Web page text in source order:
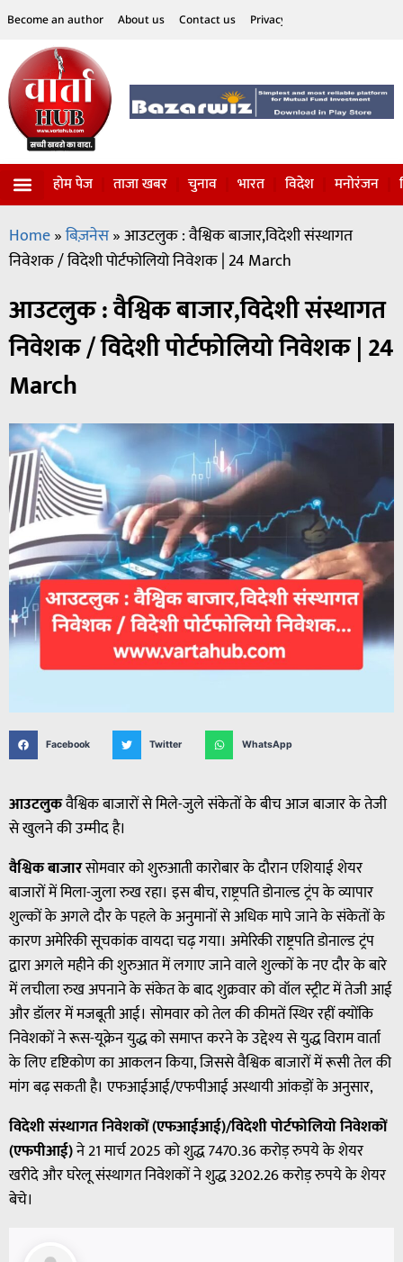
Become an author About us Contact us Privacy Policy
होम पेज ताजा खबर चुनाव भारत विदेश मनोरंजन
Home»बिज़नेस»आउटलुक : वैश्विक बाजार,विदेशी संस्थागत
निवेशक / विदेशी पोर्टफोलियो निवेशक | 24 March
आउटलुक : वैश्विक बाजार,विदेशी संस्थागत
निवेशक / विदेशी पोर्टफोलियो निवेशक | 24
March
Facebook Twitter WhatsApp
आउटलुकवैश्विक बाजारों से मिले-जुले संकेतों के बीच आज बाजार के तेजी
से खुलने की उम्मीद है।
वैश्विक बाजारसोमवार को शुरुआती कारोबार के दौरान एशियाई शेयर
बाजारों में मिला-जुला रुख रहा। इस बीच, राष्ट्रपति डोनाल्ड ट्रंप के व्यापार
शुल्कों के अगले दौर के पहले के अनुमानों से अधिक मापे जाने के संकेतों के
कारण अमेरिकी सूचकांक वायदा चढ़ गया। अमेरिकी राष्ट्रपति डोनाल्ड ट्रंप
द्वारा अगले महीने की शुरुआत में लगाए जाने वाले शुल्कों के नए दौर के बारे
में लचीला रुख अपनाने के संकेत के बाद शुक्रवार को वॉल स्ट्रीट में तेजी आई
और डॉलर में मजबूती आई। सोमवार को तेल की कीमतें स्थिर रहीं क्योंकि
निवेशकों ने रूस-यूक्रेन युद्ध को समाप्त करने के उद्देश्य से युद्ध विराम वार्ता
के लिए दृष्टिकोण का आकलन किया, जिससे वैश्विक बाजारों में रूसी तेल की
मांग बढ़ सकती है। एफआईआई/एफपीआई अस्थायी आंकड़ों के अनुसार,
विदेशी संस्थागत निवेशकों (एफआईआई)/विदेशी पोर्टफोलियो निवेशकों
(एफपीआई)ने 21 मार्च 2025 को शुद्ध 7470.36 करोड़ रुपये के शेयर
खरीदे और घरेलू संस्थागत निवेशकों ने शुद्ध 3202.26 करोड़ रुपये के शेयर
बेचे।